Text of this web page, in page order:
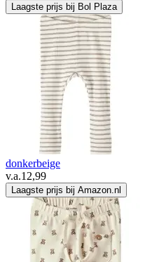
Laagste prijs bij Bol Plaza
donkerbeige
v.a.12,99
Laagste prijs bij Amazon.nl